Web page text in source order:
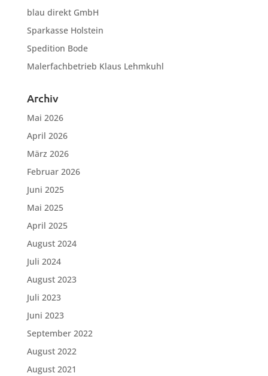
blau direkt GmbH
Sparkasse Holstein
Spedition Bode
Malerfachbetrieb Klaus Lehmkuhl
Archiv
Mai 2026
April 2026
März 2026
Februar 2026
Juni 2025
Mai 2025
April 2025
August 2024
Juli 2024
August 2023
Juli 2023
Juni 2023
September 2022
August 2022
August 2021